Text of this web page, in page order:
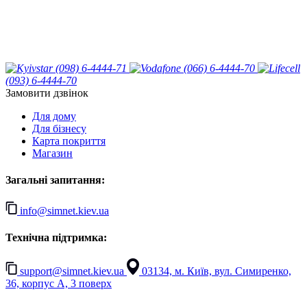
(098) 6-4444-71
(066) 6-4444-70
(093) 6-4444-70
Замовити дзвінок
Для дому
Для бізнесу
Карта покриття
Магазин
Загальні запитання:
info@simnet.kiev.ua
Технічна підтримка:
support@simnet.kiev.ua
03134, м. Київ, вул. Симиренко,
36, корпус А, 3 поверх